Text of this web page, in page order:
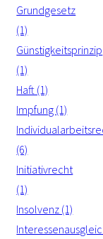
Grundgesetz
(1)
Günstigkeitsprinzip
(1)
Haft (1)
Impfung (1)
(6)
Initiativrecht
(1)
Insolvenz (1)